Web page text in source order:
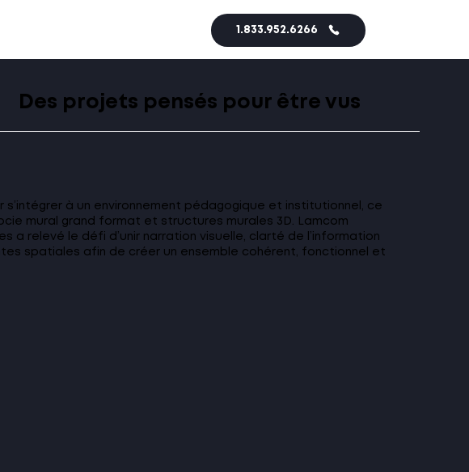
1.833.952.6266
Des projets pensés pour être vus
s’intégrer à un environnement pédagogique et institutionnel, ce
mural grand format et structures murales 3D. Lamcom
a relevé le défi d’unir narration visuelle, clarté de l’information
spatiales afin de créer un ensemble cohérent, fonctionnel et